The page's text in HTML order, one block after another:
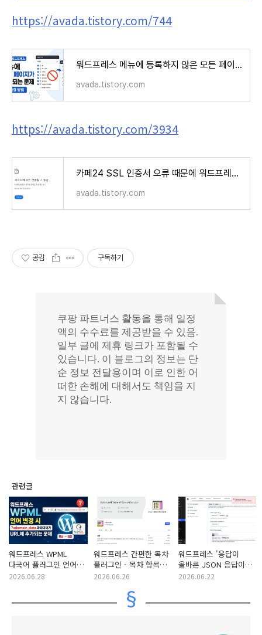
https://avada.tistory.com/744
워드프레스 메뉴에 등록하지 않은 모든 페이지가 추가되는 문제가 발생하는 경우
avada.tistory.com
https://avada.tistory.com/3934
카페24 SSL 인증서 오류 때문에 워드프레스 관리자 페이지에 로그인되지 않는 문제
avada.tistory.com
공감 구독하기
관련글
워드프레스 WPML
다국어 플러그인 언어
변경 시 ?
추가되는 현상
2026.06.28
워드프레스 간편한 목차
플러그인 - 목차 항목
앞에 둥근 원이
2026.06.26
워드프레스 '응답이
올바른 JSON 응답이
아닙니다' 오류 해결
호스팅)
2026.06.22